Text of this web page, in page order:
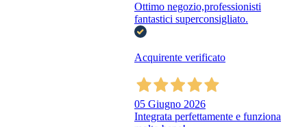
Ottimo negozio,professionisti
fantastici superconsigliato.
Acquirente verificato
05 Giugno 2026
Integrata perfettamente e funziona